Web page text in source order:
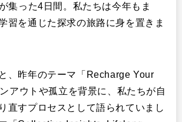
集った4日間。私たちは今年もま
習を通じた探求の旅路に身を置きま
、昨年のテーマ「Recharge Your
アウトや孤立を背景に、私たちが自
直すプロセスとして語られていまし